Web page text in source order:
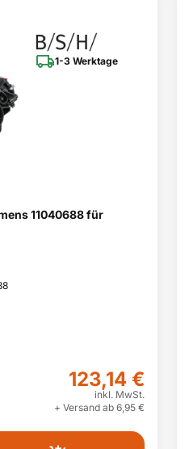
1-3 Werktage
11040688 für
123,14 €
inkl. MwSt.
+ Versand ab 6,95 €